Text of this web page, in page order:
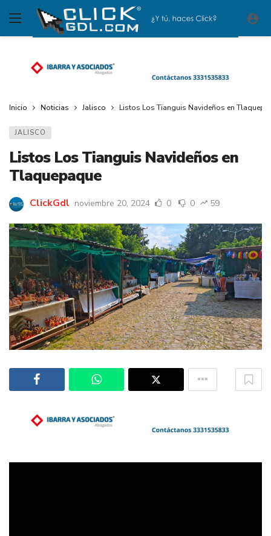
Inicio Noticias Jalisco Listos Los Tianguis Navideños en
JALISCO
Listos Los Tianguis Navideños en
Tlaquepaque
ClickGdl noviembre 20, 2024 0 0 59